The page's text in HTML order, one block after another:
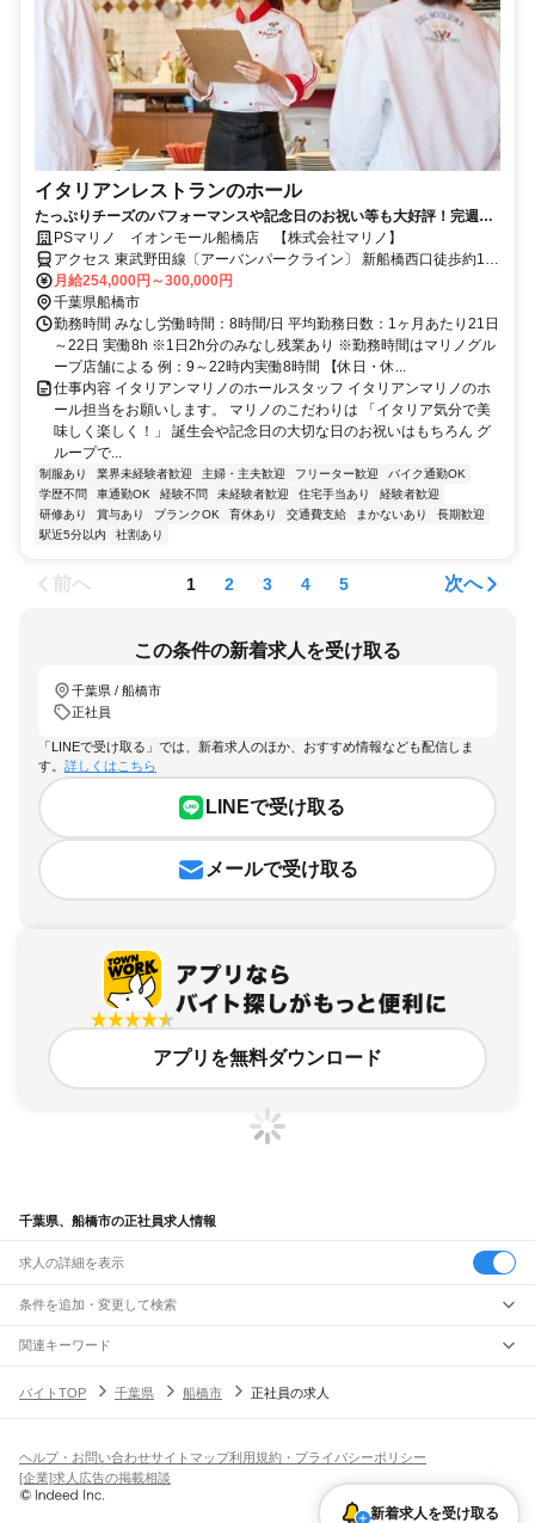
イタリアンレストランのホール
たっぷりチーズのパフォーマンスや記念日のお祝い等も大好評！完週休
2、5連休制度、賞与・退職金等充実！
PSマリノ イオンモール船橋店 【株式会社マリノ】
アクセス 東武野田線〔アーバンパークライン〕 新船橋西口徒歩約1
分、東葉高速線 東海神T4口徒歩約9分、京成本線 海神徒歩約16分
「新船橋駅」スグ ※車通勤可（店舗による）【受動喫煙防止措置】
敷地内禁煙 （喫煙所/勤務地により異なる）
月給254,000円～300,000円
千葉県船橋市
勤務時間 みなし労働時間：8時間/日 平均勤務日数：1ヶ月あたり21日
～22日 実働8h ※1日2h分のみなし残業あり ※勤務時間はマリノグル
ープ店舗による 例：9～22時内実働8時間 【休日・休...
仕事内容 イタリアンマリノのホールスタッフ イタリアンマリノのホ
ール担当をお願いします。 マリノのこだわりは 「イタリア気分で美
味しく楽しく！」 誕生会や記念日の大切な日のお祝いはもちろん グ
ループで...
制服あり 業界未経験者歓迎 主婦・主夫歓迎 フリーター歓迎
バイク通勤OK
学歴不問
車通勤OK 経験不問 未経験者歓迎 住宅手当あり
経験者歓迎
研修あり
賞与あり ブランクOK 育休あり 交通費支給 まかないあり
長期歓迎
駅近5分以内
社割あり
前へ 1 2 3 4 5 次へ
この条件の新着求人を受け取る
千葉県 / 船橋市
正社員
「LINEで受け取る」では、新着求人のほか、おすすめ情報なども配信しま
す。 詳しくはこちら
LINEで受け取る
メールで受け取る
アプリを無料ダウンロード
千葉県、船橋市の正社員求人情報
求人の詳細を表示
条件を追加・変更して検索
市区町村を追加・変更
千葉県すべて
銚子市市川市船橋市館山市木更津市松戸市野田市茂原市成田市佐倉市
旭市習志野市柏市勝浦市 八千代市我孫子市鴨川市鎌ケ谷市
印西市 白井市富里市 南房総市
駅を追加・変更
南流山駅新松戸駅 新八柱駅 東松戸駅市川大野駅船橋法典駅 西船橋駅
JR中央・総武線
市川駅 本八幡駅 東船橋駅 津田沼駅 幕張本郷駅
飲食・フードサービス
飲食・フードサービス
ホールスタッフ
皿洗い・洗い場精肉・鮮魚加工
バー（BAR）・バーテンダー
特徴を追加・変更
人気
髪型・髪色自由ひげOKネイルOK
関連キーワード
千葉県 船橋市 正社員 ものづくり
千葉県 船橋市 社員
バイトTOP 千葉県 船橋市 正社員の求人
新着求人を受け取る
ヘルプ・お問い合わせサイトマップ利用規約・プライバシーポリシー
[企業]求人広告の掲載相談